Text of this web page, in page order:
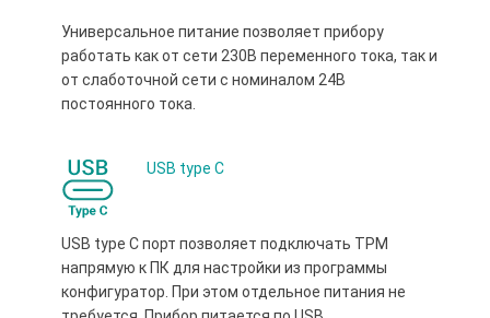
Универсальное питание позволяет прибору
работать как от сети 230В переменного тока, так и
от слаботочной сети с номиналом 24В
постоянного тока.
USB type С
USB type С порт позволяет подключать ТРМ
напрямую к ПК для настройки из программы
конфигуратор. При этом отдельное питания не